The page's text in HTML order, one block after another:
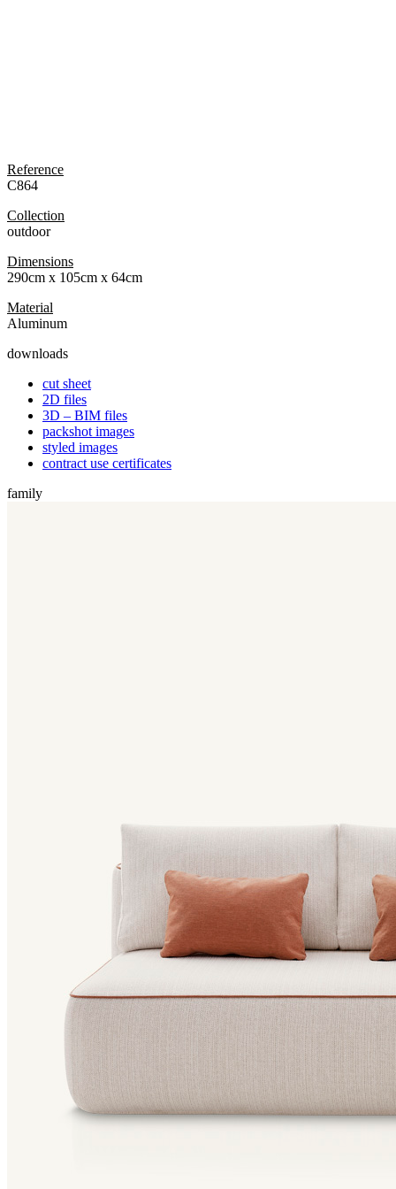
Reference
C864
Collection
outdoor
Dimensions
290cm x 105cm x 64cm
Material
Aluminum
downloads
cut sheet
2D files
3D – BIM files
packshot images
styled images
contract use certificates
family